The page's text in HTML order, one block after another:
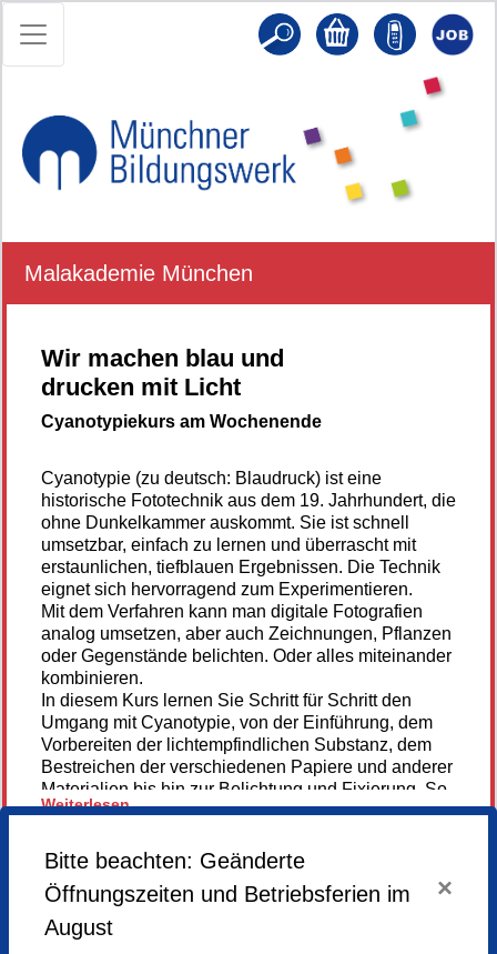
Malakademie München
Wir machen blau und
drucken mit Licht
Cyanotypiekurs am Wochenende
Cyanotypie (zu deutsch: Blaudruck) ist eine
historische Fototechnik aus dem 19. Jahrhundert, die
ohne Dunkelkammer auskommt. Sie ist schnell
umsetzbar, einfach zu lernen und überrascht mit
erstaunlichen, tiefblauen Ergebnissen. Die Technik
eignet sich hervorragend zum Experimentieren.
Mit dem Verfahren kann man digitale Fotografien
analog umsetzen, aber auch Zeichnungen, Pflanzen
oder Gegenstände belichten. Oder alles miteinander
kombinieren.
In diesem Kurs lernen Sie Schritt für Schritt den
Umgang mit Cyanotypie, von der Einführung, dem
Vorbereiten der lichtempfindlichen Substanz, dem
Bestreichen der verschiedenen Papiere und anderer
Materialien bis hin zur Belichtung und Fixierung. So
entstehen eigene Blaudruck-Unikate.
Wochenende können der Künstlerin vorab eigene
Fotos zugeschickt werden, die sie in Negativ-Folien
umwandelt.
Für Einsteiger:innen und Fortgeschrittene
Hier geht's zur Homepage der Künstlerin.
Weiterlesen...
Anmeldung
nicht mehr
möglich
Bitte beachten: Geänderte
Öffnungszeiten und Betriebsferien im
August
×